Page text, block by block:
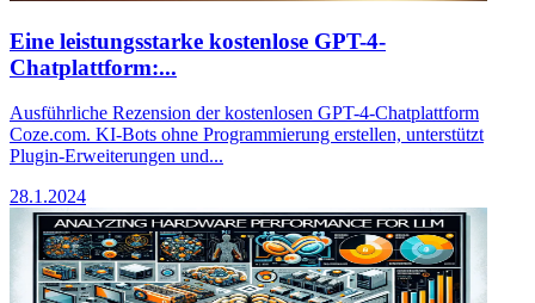
Eine leistungsstarke kostenlose GPT-4-
Chatplattform:...
Ausführliche Rezension der kostenlosen GPT-4-Chatplattform
Coze.com. KI-Bots ohne Programmierung erstellen, unterstützt
Plugin-Erweiterungen und...
28.1.2024